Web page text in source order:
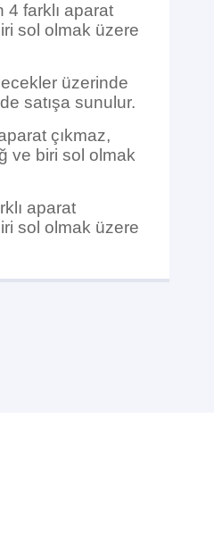
farklı aparat
sol olmak üzere
üzerinde
satışa sunulur.
çıkmaz,
ve biri sol olmak
aparat
sol olmak üzere